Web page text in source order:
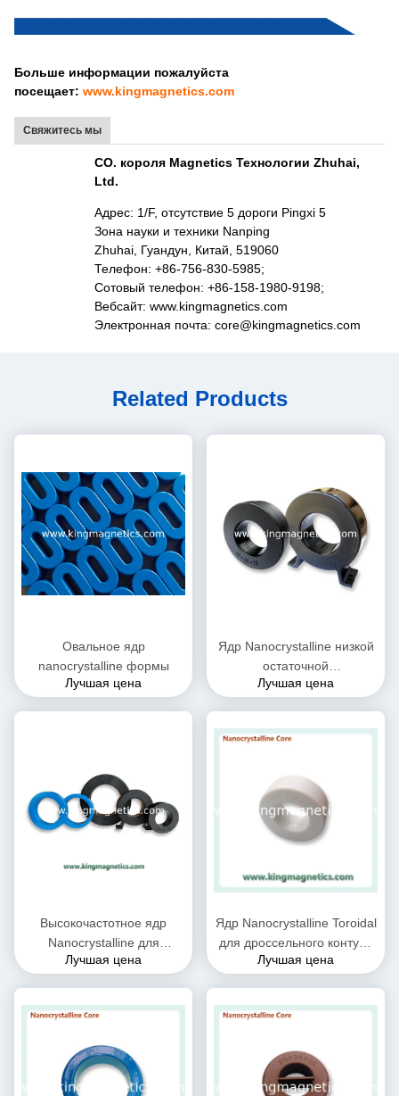
Больше информации пожалуйста
посещает: www.kingmagnetics.com
Свяжитесь мы
CO. короля Magnetics Технологии Zhuhai,
Ltd.
Адрес: 1/F, отсутствие 5 дороги Pingxi 5
Зона науки и техники Nanping
Zhuhai, Гуандун, Китай, 519060
Телефон: +86-756-830-5985;
Сотовый телефон: +86-158-1980-9198;
Вебсайт: www.kingmagnetics.com
Электронная почта: core@kingmagnetics.com
Related Products
Овальное ядр
nanocrystalline формы
Лучшая цена
Ядр Nanocrystalline низкой
остаточной
намагниченности мягкое
Лучшая цена
Высокочастотное ядр
Nanocrystalline для
индуктора дроссельной
Magnetics
Лучшая цена
Ядр Nanocrystalline Toroidal
для дроссельного контура
N32-20-10 единого режима
Лучшая цена